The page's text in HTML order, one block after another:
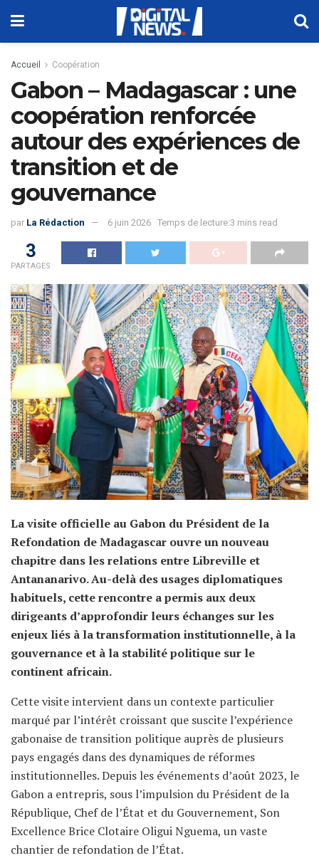
Accueil Coopération
Gabon – Madagascar : une
coopération renforcée
autour des expériences de
transition et de
gouvernance
par La Rédaction 6 juin 2026 Temps de lecture:3 mins read
3
PARTAGES
La visite officielle au Gabon du Président de la
Refondation de Madagascar ouvre un nouveau
chapitre dans les relations entre Libreville et
Antananarivo. Au-delà des usages diplomatiques
habituels, cette rencontre a permis aux deux
dirigeants d’approfondir leurs échanges sur les
enjeux liés à la transformation institutionnelle, à la
gouvernance et à la stabilité politique sur le
continent africain.
Cette visite intervient dans un contexte particulier
marqué par l’intérêt croissant que suscite l’expérience
gabonaise de transition politique auprès de plusieurs
pays engagés dans des dynamiques de réformes
institutionnelles. Depuis les événements d’août 2023, le
Gabon a entrepris, sous l’impulsion du Président de la
République, Chef de l’État et du Gouvernement, Son
Excellence Brice Clotaire Oligui Nguema, un vaste
chantier de refondation de l’État.